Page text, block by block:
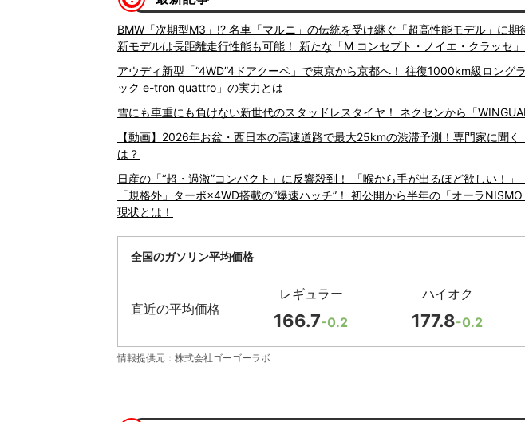
BMW「次期型M3」!? 名車「マルニ」の伝統を受け継ぐ「超高性能モデル」に期
新モデルは長距離走行性能も可能！ 新たな「M コンセプト・ノイエ・クラッセ
アウディ新型「“4WD”4ドアクーペ」で東京から京都へ！ 往復1000km級ロング
ック e-tron quattro」の実力とは
雪にも車重にも負けない新世代のスタッドレスタイヤ！ ネクセンから「
【動画】2026年お盆・西日本の高速道路で最大25kmの渋滞予測！専門家に聞く
は？
日産の「“超・過激”コンパクト」に反響殺到！ 「喉から手が出るほど欲しい！」
「規格外」ターボ×4WD搭載の“爆速ハッチ”！ 初公開から半年の「オーラ
現状とは！
全国のガソリン平均価格
直近の平均価格
レギュラー
166.7-0.2
ハイオク
177.8-0.2
情報提供元：株式会社ゴーゴーラボ